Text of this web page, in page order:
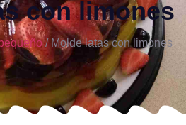
con limones
/ Molde latas con limones